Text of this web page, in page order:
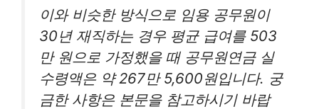
이와 비슷한 방식으로 임용 공무원이
30년 재직하는 경우 평균 급여를 503
만 원으로 가정했을 때 공무원연금 실
수령액은 약 267만 5,600원입니다. 궁
금한 사항은 본문을 참고하시기 바랍